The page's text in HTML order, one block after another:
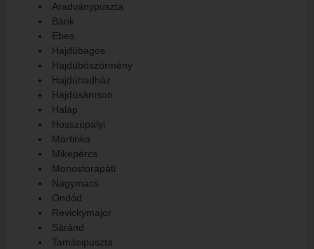
Aradványpuszta
Bánk
Ebes
Hajdúbagos
Hajdúböszörmény
Hajdúhadház
Hajdúsámson
Haláp
Hosszúpályi
Martinka
Mikepércs
Monostorapáti
Nagymacs
Ondód
Revickymajor
Sáránd
Tamásipuszta